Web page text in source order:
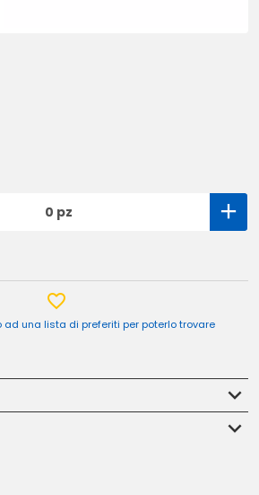
0 pz
una lista di preferiti per poterlo trovare